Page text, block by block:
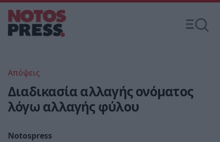
Απόψεις
Διαδικασία αλλαγής ονόματος
λόγω αλλαγής φύλου
Notospress